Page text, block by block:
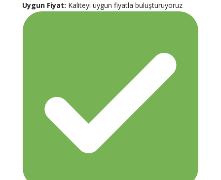
Uygun Fiyat: Kaliteyi uygun fiyatla buluşturuyoruz